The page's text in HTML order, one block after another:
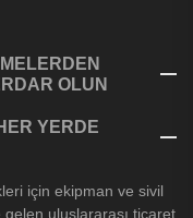
OLUN
YERDE
için ekipman ve sivil
uluslararası ticaret